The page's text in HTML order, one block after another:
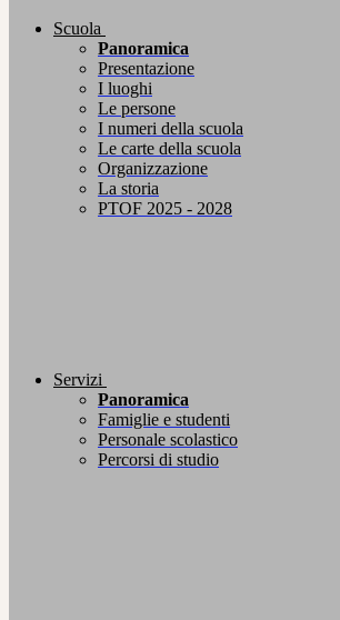
Scuola
Panoramica
Presentazione
I luoghi
Le persone
I numeri della scuola
Le carte della scuola
Organizzazione
La storia
PTOF 2025 - 2028
Servizi
Panoramica
Famiglie e studenti
Personale scolastico
Percorsi di studio